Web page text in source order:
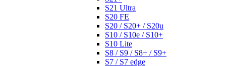
S21 Ultra
S20 FE
S20 / S20+ / S20u
S10 / S10e / S10+
S10 Lite
S8 / S9 / S8+ / S9+
S7 / S7 edge